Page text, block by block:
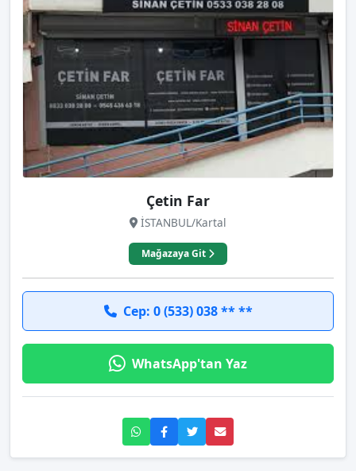
Çetin Far
İSTANBUL/Kartal
Mağazaya Git
Cep: 0 (533) 038 ** **
WhatsApp'tan Yaz